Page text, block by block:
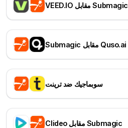
VEED.IO مقابل Submagic
Submagic مقابل Quso.ai
سوبماجيك ضد ترينت
Clideo مقابل Submagic